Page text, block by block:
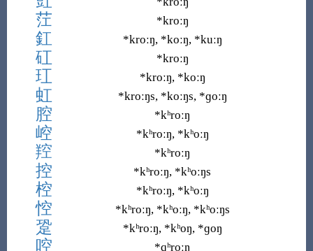
茳 *kroːŋ
釭 *kroːŋ, *koːŋ, *kuːŋ
矼 *kroːŋ
玒 *kroːŋ, *koːŋ
虹 *kroːŋs, *koːŋs, *ɡoːŋ
腔 *kʰroːŋ
崆 *kʰroːŋ, *kʰoːŋ
羫 *kʰroːŋ
控 *kʰroːŋ, *kʰoːŋs
椌 *kʰroːŋ, *kʰoːŋ
悾 *kʰroːŋ, *kʰoːŋ, *kʰoːŋs
跫 *kʰroːŋ, *kʰoŋ, *ɡoŋ
啌 *qʰroːŋ